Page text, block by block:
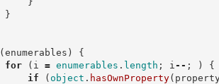
}
(enumerables )
{
for
( i = enumerables . length ; i -- ; )
{
if
( object . hasOwnProperty(